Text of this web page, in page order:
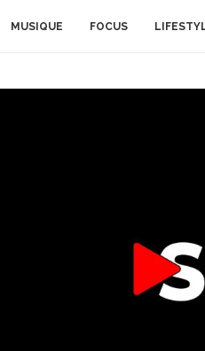
MUSIQUE FOCUS